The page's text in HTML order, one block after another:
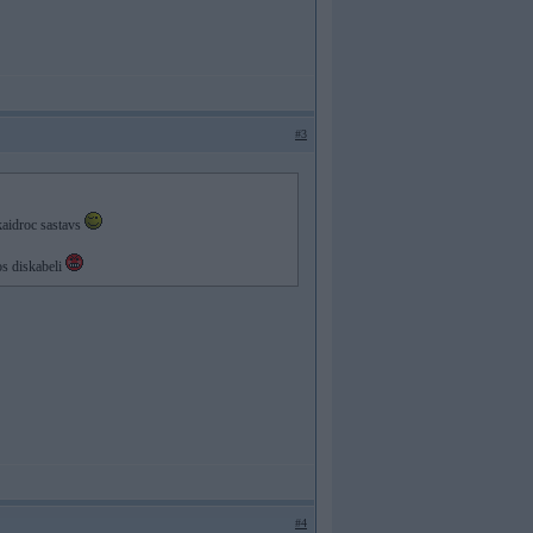
#3
sastavs
diskabeli
#4